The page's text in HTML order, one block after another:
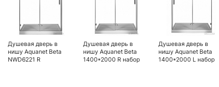
Душевая дверь в
нишу Aquanet Beta
NWD6221 R
Душевая дверь в
нишу Aquanet Beta
1400*2000 R набор
Душевая дверь в
нишу Aquanet Beta
1400*2000 L набор